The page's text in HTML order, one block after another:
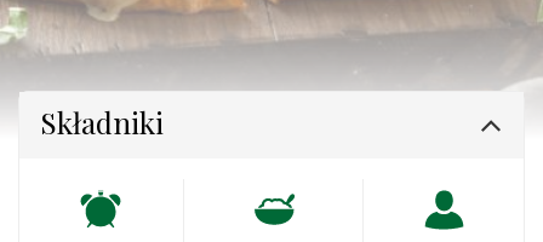
Składniki